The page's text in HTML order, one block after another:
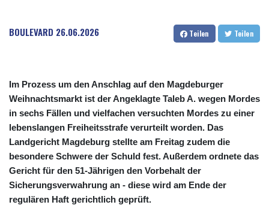
BOULEVARD 26.06.2026 Teilen Teilen
Im Prozess um den Anschlag auf den Magdeburger
Weihnachtsmarkt ist der Angeklagte Taleb A. wegen Mordes
in sechs Fällen und vielfachen versuchten Mordes zu einer
lebenslangen Freiheitsstrafe verurteilt worden. Das
Landgericht Magdeburg stellte am Freitag zudem die
besondere Schwere der Schuld fest. Außerdem ordnete das
Gericht für den 51-Jährigen den Vorbehalt der
Sicherungsverwahrung an - diese wird am Ende der
regulären Haft gerichtlich geprüft.